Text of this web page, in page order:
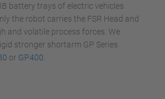
battery trays of electric vehicles
the robot carries the FSR Head and
and volatile process forces. We
stronger shortarm GP Series
or GP400